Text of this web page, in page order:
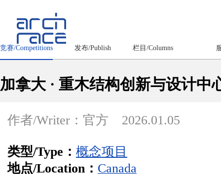
竞赛/Competitions 发布/Publish 栏目/Columns
加拿大 · 重木结构创新与设计中
作者/Writer：官方 2026.01.05
类型/Type： 概念项目
地点/Location： Canada